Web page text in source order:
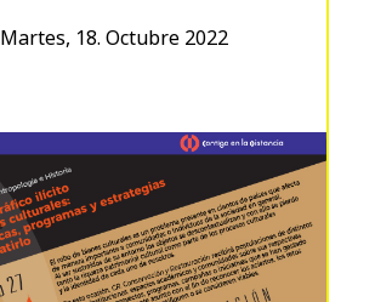
Martes, 18. Octubre 2022